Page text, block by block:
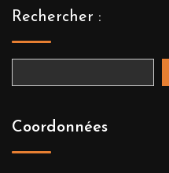
Rechercher :
Coordonnées